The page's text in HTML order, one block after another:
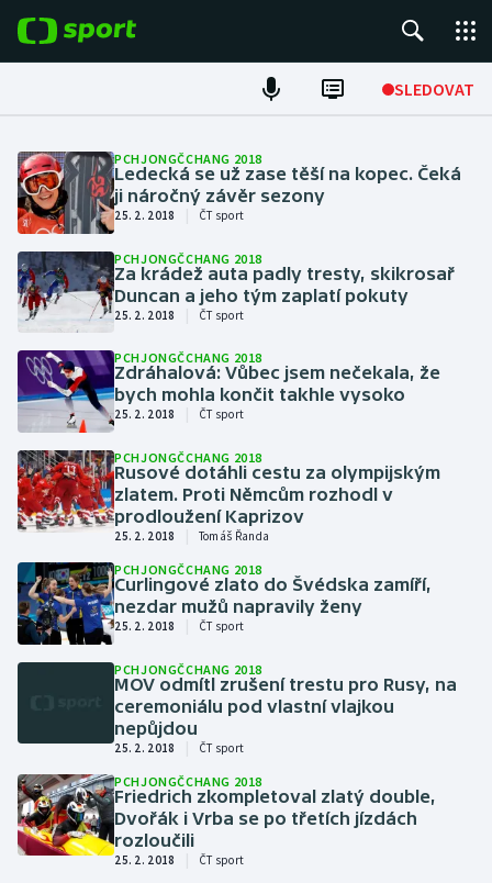
SLEDOVAT
Hokej
Atletika
Cyklistika
DALŠÍ SPORTY
Americký fotbal
Baseball a softbal
Basketbal
Biatlon
Boby a skeleton
Curling
Dostihy
NEPŘEHLÉDNĚTE
Soutěže
Historické návraty
Aplikace ČT sport
AZ kvíz
PCHJONGČCHANG 2018
Ledecká se už zase těší na kopec. Čeká
ji náročný závěr sezony
25. 2. 2018 ČT sport
PCHJONGČCHANG 2018
Za krádež auta padly tresty, skikrosař
Duncan a jeho tým zaplatí pokuty
25. 2. 2018 ČT sport
PCHJONGČCHANG 2018
Zdráhalová: Vůbec jsem nečekala, že
bych mohla končit takhle vysoko
25. 2. 2018 ČT sport
PCHJONGČCHANG 2018
Rusové dotáhli cestu za olympijským
zlatem. Proti Němcům rozhodl v
prodloužení Kaprizov
25. 2. 2018 Tomáš Řanda
PCHJONGČCHANG 2018
Curlingové zlato do Švédska zamíří,
nezdar mužů napravily ženy
25. 2. 2018 ČT sport
PCHJONGČCHANG 2018
MOV odmítl zrušení trestu pro Rusy, na
ceremoniálu pod vlastní vlajkou
nepůjdou
25. 2. 2018 ČT sport
PCHJONGČCHANG 2018
Friedrich zkompletoval zlatý double,
Dvořák i Vrba se po třetích jízdách
rozloučili
25. 2. 2018 ČT sport